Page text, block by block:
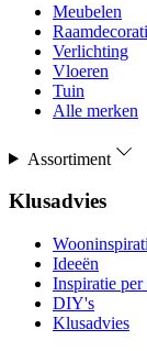
Meubelen
Verlichting
Vloeren
Tuin
Alle merken
Assortiment
Klusadvies
Ideeën
Inspiratie per
DIY's
Klusadvies